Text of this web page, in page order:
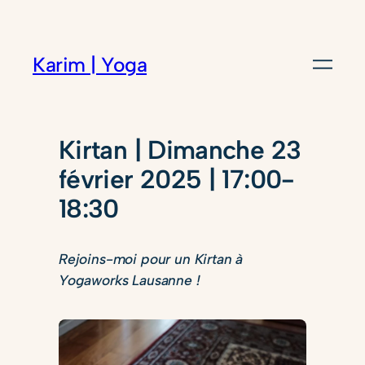
Karim | Yoga
Kirtan | Dimanche 23
février 2025 | 17:00-
18:30
Rejoins-moi pour un Kirtan à
Yogaworks Lausanne !